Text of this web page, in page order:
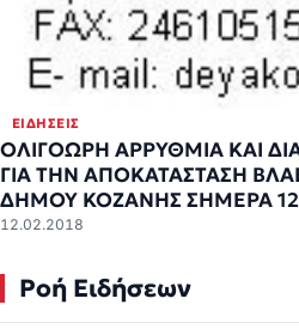
ΕΙΔΉΣΕΙΣ
ΟΛΙΓΟΩΡΗ ΑΡΡΥΘΜΙΑ ΚΑΙ
ΓΙΑ ΤΗΝ ΑΠΟΚΑΤΑΣΤΑΣΗ
ΔΗΜΟΥ ΚΟΖΑΝΗΣ ΣΗΜΕΡΑ
12.02.2018
Ροή Ειδήσεων